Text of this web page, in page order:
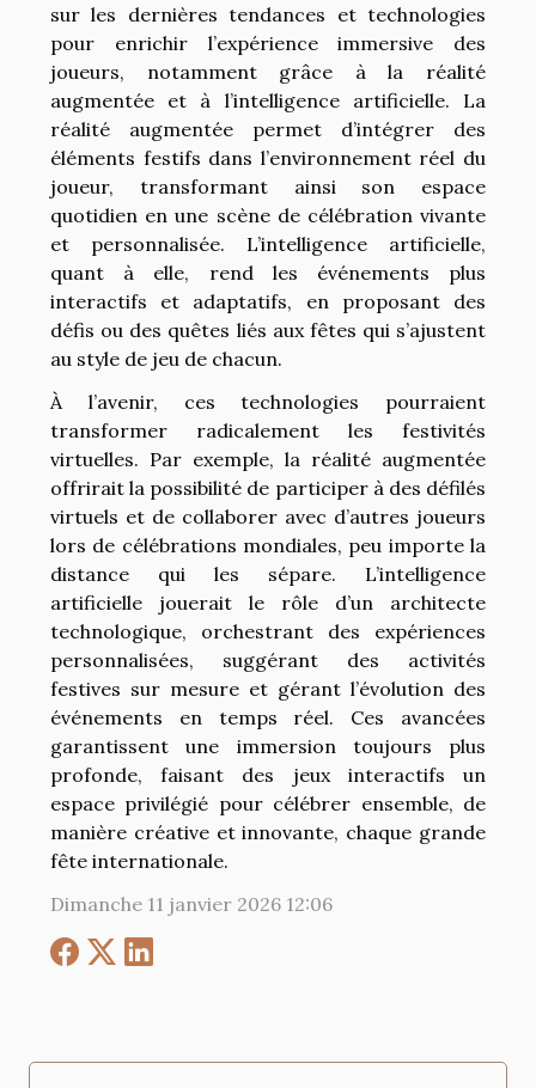
sur les dernières tendances et technologies
pour enrichir l’expérience immersive des
joueurs, notamment grâce à la réalité
augmentée et à l’intelligence artificielle. La
réalité augmentée permet d’intégrer des
éléments festifs dans l’environnement réel du
joueur, transformant ainsi son espace
quotidien en une scène de célébration vivante
et personnalisée. L’intelligence artificielle,
quant à elle, rend les événements plus
interactifs et adaptatifs, en proposant des
défis ou des quêtes liés aux fêtes qui s’ajustent
au style de jeu de chacun.
À l’avenir, ces technologies pourraient
transformer radicalement les festivités
virtuelles. Par exemple, la réalité augmentée
offrirait la possibilité de participer à des défilés
virtuels et de collaborer avec d’autres joueurs
lors de célébrations mondiales, peu importe la
distance qui les sépare. L’intelligence
artificielle jouerait le rôle d’un architecte
technologique, orchestrant des expériences
personnalisées, suggérant des activités
festives sur mesure et gérant l’évolution des
événements en temps réel. Ces avancées
garantissent une immersion toujours plus
profonde, faisant des jeux interactifs un
espace privilégié pour célébrer ensemble, de
manière créative et innovante, chaque grande
fête internationale.
Dimanche 11 janvier 2026 12:06